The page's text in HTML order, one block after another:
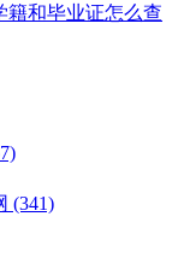
籍和毕业证怎么查
(341)